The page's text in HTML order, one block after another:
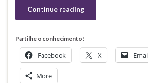
Continue reading
Partilhe o conhecimento!
Facebook X
More